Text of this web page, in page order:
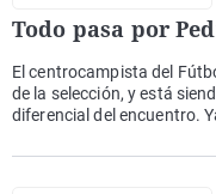
Todo pasa por
El centrocampista del
de la selección, y está
diferencial del encuentro.